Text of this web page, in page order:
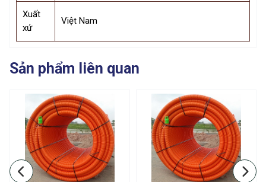
Xuất
xứ
Việt Nam
Sản phẩm liên quan